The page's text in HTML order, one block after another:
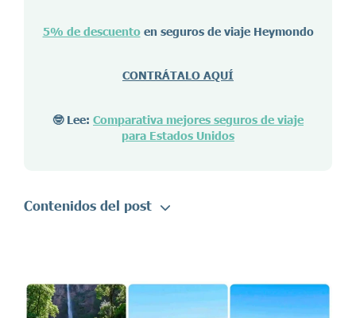
5% de descuentoen seguros de viaje Heymondo
CONTRÁTALO AQUÍ
🤓 Lee: Comparativa mejores seguros de viaje
para Estados Unidos
Contenidos del post